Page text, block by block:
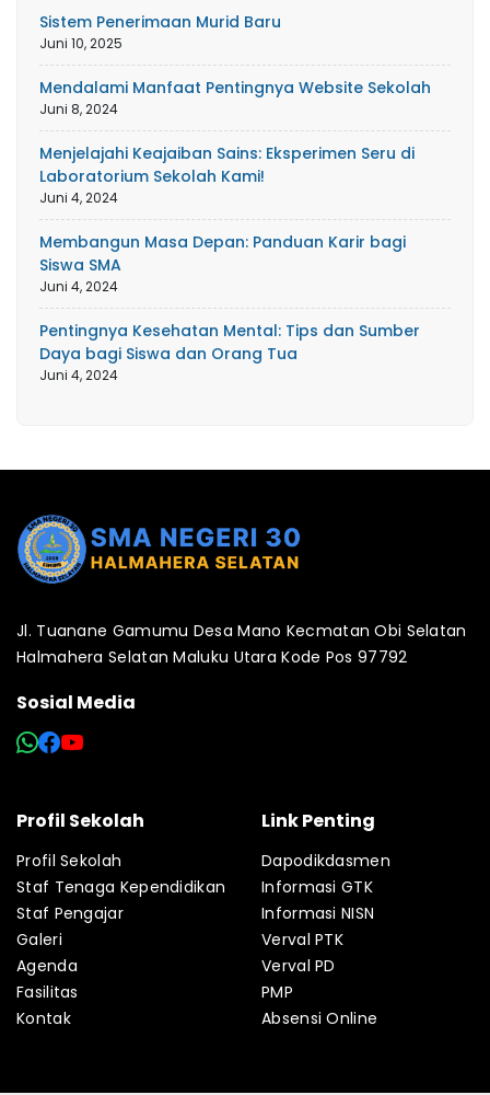
Sistem Penerimaan Murid Baru
Juni 10, 2025
Mendalami Manfaat Pentingnya Website Sekolah
Juni 8, 2024
Menjelajahi Keajaiban Sains: Eksperimen Seru di
Laboratorium Sekolah Kami!
Juni 4, 2024
Membangun Masa Depan: Panduan Karir bagi
Siswa SMA
Juni 4, 2024
Pentingnya Kesehatan Mental: Tips dan Sumber
Daya bagi Siswa dan Orang Tua
Juni 4, 2024
Jl. Tuanane Gamumu Desa Mano Kecmatan Obi Selatan
Halmahera Selatan Maluku Utara Kode Pos 97792
Sosial Media
Profil Sekolah
Profil Sekolah
Staf Tenaga Kependidikan
Staf Pengajar
Galeri
Agenda
Fasilitas
Kontak
Link Penting
Dapodikdasmen
Informasi GTK
Informasi NISN
Verval PTK
Verval PD
PMP
Absensi Online